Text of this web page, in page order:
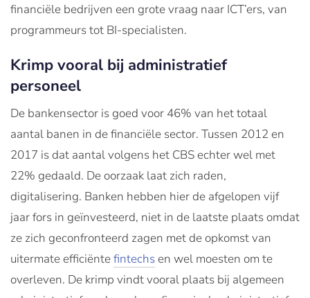
financiële bedrijven een grote vraag naar ICT’ers, van
programmeurs tot BI-specialisten.
Krimp vooral bij administratief
personeel
De bankensector is goed voor 46% van het totaal
aantal banen in de financiële sector. Tussen 2012 en
2017 is dat aantal volgens het CBS echter wel met
22% gedaald. De oorzaak laat zich raden,
digitalisering. Banken hebben hier de afgelopen vijf
jaar fors in geïnvesteerd, niet in de laatste plaats omdat
ze zich geconfronteerd zagen met de opkomst van
uitermate efficiëntefintechs en wel moesten om te
overleven. De krimp vindt vooral plaats bij algemeen